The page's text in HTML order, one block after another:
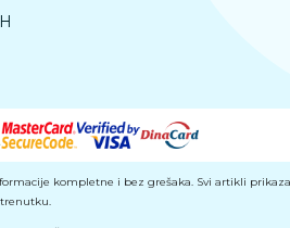
kompletne i bez grešaka. Svi artikli